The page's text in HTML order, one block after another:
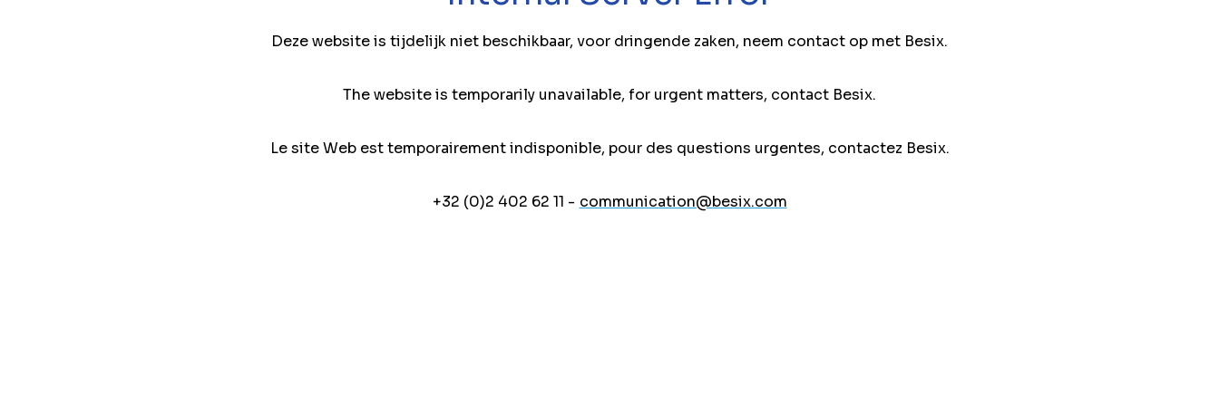
Deze website is tijdelijk niet beschikbaar, voor dringende zaken, neem contact op met Besix.
The website is temporarily unavailable, for urgent matters, contact Besix.
Le site Web est temporairement indisponible, pour des questions urgentes, contactez Besix.
+32 (0)2 402 62 11 - communication@besix.com